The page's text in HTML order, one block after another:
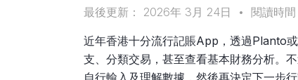
最後更新： 2026年 3月 24日
• 閱讀時
近年香港十分流行記賬App，透過Planto
支、分類交易，甚至查看基本財務分析。